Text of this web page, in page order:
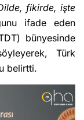
fikirde, işte
ifade eden
bünyesinde
Türk
belirtti.